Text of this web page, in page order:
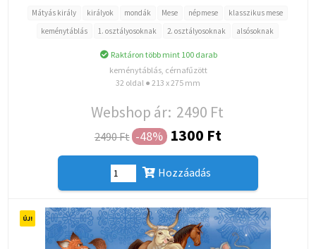
Mátyás király királyok mondák Mese népmese
klasszikus mese
keménytáblás
1. osztályosoknak 2. osztályosoknak alsósoknak
Raktáron több mint 100 darab
keménytáblás, cérnafűzött
32 oldal ● 213 x 275 mm
Webshop ár: 2490 Ft
2490 Ft -48% 1300 Ft
Hozzáadás